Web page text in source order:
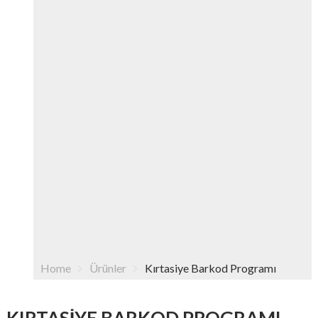
Home Ürünler Kırtasiye Barkod Programı